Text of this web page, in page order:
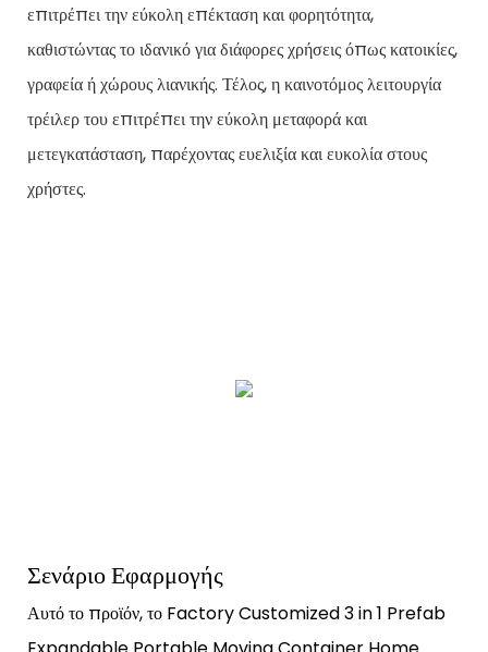
επιτρέπει την εύκολη επέκταση και φορητότητα,
καθιστώντας το ιδανικό για διάφορες χρήσεις όπως κατοικίες,
γραφεία ή χώρους λιανικής. Τέλος, η καινοτόμος λειτουργία
τρέιλερ του επιτρέπει την εύκολη μεταφορά και
μετεγκατάσταση, παρέχοντας ευελιξία και ευκολία στους
χρήστες.
Σενάριο Εφαρμογής
Αυτό το προϊόν, το Factory Customized 3 in 1 Prefab